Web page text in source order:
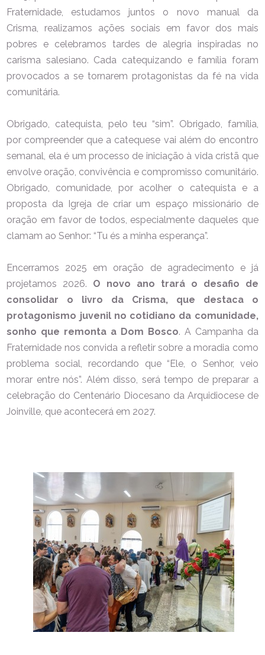
Fraternidade, estudamos juntos o novo manual da
Crisma, realizamos ações sociais em favor dos mais
pobres e celebramos tardes de alegria inspiradas no
carisma salesiano. Cada catequizando e família foram
provocados a se tornarem protagonistas da fé na vida
comunitária.
Obrigado, catequista, pelo teu “sim”. Obrigado, família,
por compreender que a catequese vai além do encontro
semanal, ela é um processo de iniciação à vida cristã que
envolve oração, convivência e compromisso comunitário.
Obrigado, comunidade, por acolher o catequista e a
proposta da Igreja de criar um espaço missionário de
oração em favor de todos, especialmente daqueles que
clamam ao Senhor: “Tu és a minha esperança”.
Encerramos 2025 em oração de agradecimento e já
projetamos 2026. O novo ano trará o desafio de
consolidar o livro da Crisma, que destaca o
protagonismo juvenil no cotidiano da comunidade,
sonho que remonta a Dom Bosco. A Campanha da
Fraternidade nos convida a refletir sobre a moradia como
problema social, recordando que “Ele, o Senhor, veio
morar entre nós”. Além disso, será tempo de preparar a
celebração do Centenário Diocesano da Arquidiocese de
Joinville, que acontecerá em 2027.